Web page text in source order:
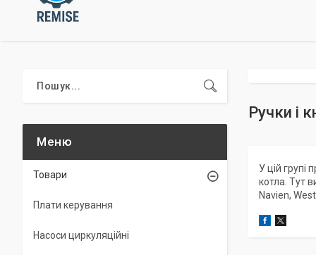
Ручки і
У цій групі
котла. Тут
Navien,
Товари
Плати керування
Насоси циркуляційні